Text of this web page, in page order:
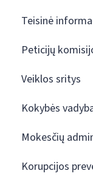
Teisinė
Peticijų
Veiklos sritys
Kokybės
Mokesčių
Korupcijos